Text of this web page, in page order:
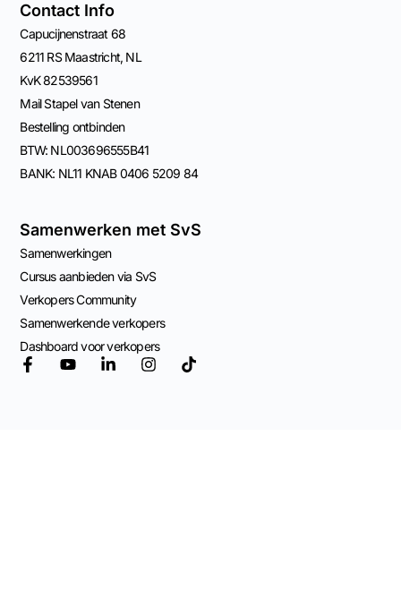
Contact Info
Capucijnenstraat 68
6211 RS Maastricht, NL
KvK 82539561
Mail Stapel van Stenen
Bestelling ontbinden
BTW: NL003696555B41
BANK: NL11 KNAB 0406 5209 84
Samenwerken met SvS
Samenwerkingen
Cursus aanbieden via SvS
Verkopers Community
Samenwerkende verkopers
Dashboard voor verkopers